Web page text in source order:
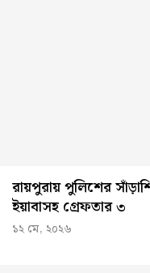
রায়পুরায় পুলিশের
ইয়াবাসহ গ্রেফতার ৩
১২ মে, ২০২৬